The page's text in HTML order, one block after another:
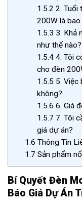
1.5.2 2. Tuổi
200W là bao
1.5.3 3. Khả
như thế nào?
1.5.44. Tôi
cho đèn
1.5.5 5. Việc
không?
1.5.6 6. Giá
1.5.7 7. Tôi
giá dự án?
1.6 Thông Tin
1.7 Sản phẩm
Bí Quyết Đèn
Báo Giá Dự Án